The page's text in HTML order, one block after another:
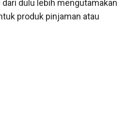
dulu lebih mengutamakan
produk pinjaman atau